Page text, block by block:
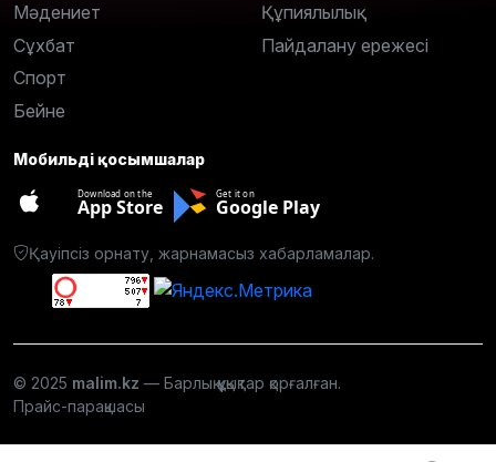
Мәдениет
Сұхбат
Спорт
Бейне
Құпиялылық
Пайдалану ережесі
Мобильді қосымшалар
Download on the
App Store
Get it on
Google Play
Қауіпсіз орнату, жарнамасыз хабарламалар.
© 2025 malim.kz — Барлық құқықтар қорғалған.
Прайс-парақшасы